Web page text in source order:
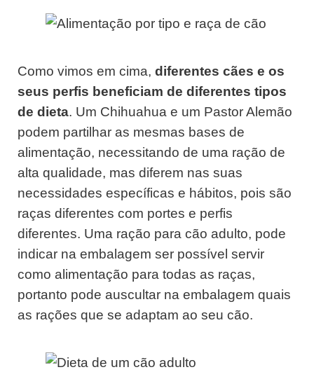
Como vimos em cima, diferentes cães e os
seus perfis beneficiam de diferentes tipos
de dieta. Um Chihuahua e um Pastor Alemão
podem partilhar as mesmas bases de
alimentação, necessitando de uma ração de
alta qualidade, mas diferem nas suas
necessidades específicas e hábitos, pois são
raças diferentes com portes e perfis
diferentes. Uma ração para cão adulto, pode
indicar na embalagem ser possível servir
como alimentação para todas as raças,
portanto pode auscultar na embalagem quais
as rações que se adaptam ao seu cão.